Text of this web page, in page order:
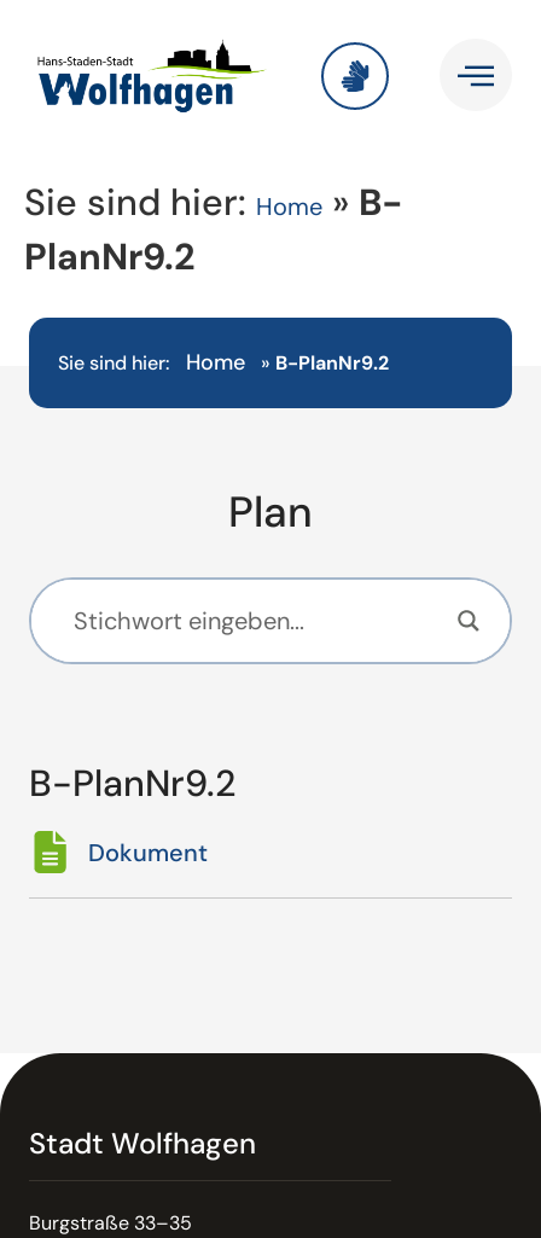
Sie sind hier: Home » B-
PlanNr9.2
Sie sind hier: Home » B-PlanNr9.2
Plan
B-PlanNr9.2
Dokument
Stadt Wolfhagen
Burgstraße 33–35